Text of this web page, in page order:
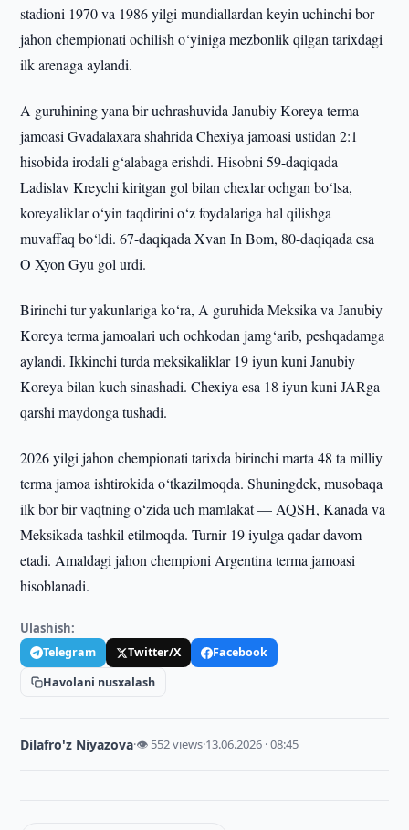
stadioni 1970 va 1986 yilgi mundiallardan keyin uchinchi bor
jahon chempionati ochilish o‘yiniga mezbonlik qilgan tarixdagi
ilk arenaga aylandi.
A guruhining yana bir uchrashuvida Janubiy Koreya terma
jamoasi Gvadalaxara shahrida Chexiya jamoasi ustidan 2:1
hisobida irodali g‘alabaga erishdi. Hisobni 59-daqiqada
Ladislav Kreychi kiritgan gol bilan chexlar ochgan bo‘lsa,
koreyaliklar o‘yin taqdirini o‘z foydalariga hal qilishga
muvaffaq bo‘ldi. 67-daqiqada Xvan In Bom, 80-daqiqada esa
O Xyon Gyu gol urdi.
Birinchi tur yakunlariga ko‘ra, A guruhida Meksika va Janubiy
Koreya terma jamoalari uch ochkodan jamg‘arib, peshqadamga
aylandi. Ikkinchi turda meksikaliklar 19 iyun kuni Janubiy
Koreya bilan kuch sinashadi. Chexiya esa 18 iyun kuni JARga
qarshi maydonga tushadi.
2026 yilgi jahon chempionati tarixda birinchi marta 48 ta milliy
terma jamoa ishtirokida o‘tkazilmoqda. Shuningdek, musobaqa
ilk bor bir vaqtning o‘zida uch mamlakat — AQSH, Kanada va
Meksikada tashkil etilmoqda. Turnir 19 iyulga qadar davom
etadi. Amaldagi jahon chempioni Argentina terma jamoasi
hisoblanadi.
Ulashish:
Telegram Twitter/X
Facebook
Havolani nusxalash
Dilafro'z Niyazova·👁 552 views·13.06.2026 · 08:45